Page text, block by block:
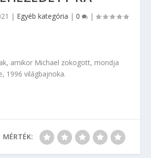
| Egyéb kategória | 0 |
amikor Michael zokogott, mondja
1996 világbajnoka.
MÉRTÉK: